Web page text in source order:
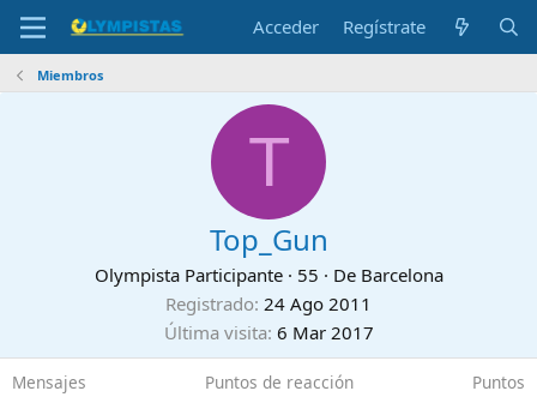
Acceder Regístrate
Miembros
T
Top_Gun
Olympista Participante · 55 · De Barcelona
Registrado 24 Ago 2011
Última visita 6 Mar 2017
Mensajes Puntos de reacción Puntos